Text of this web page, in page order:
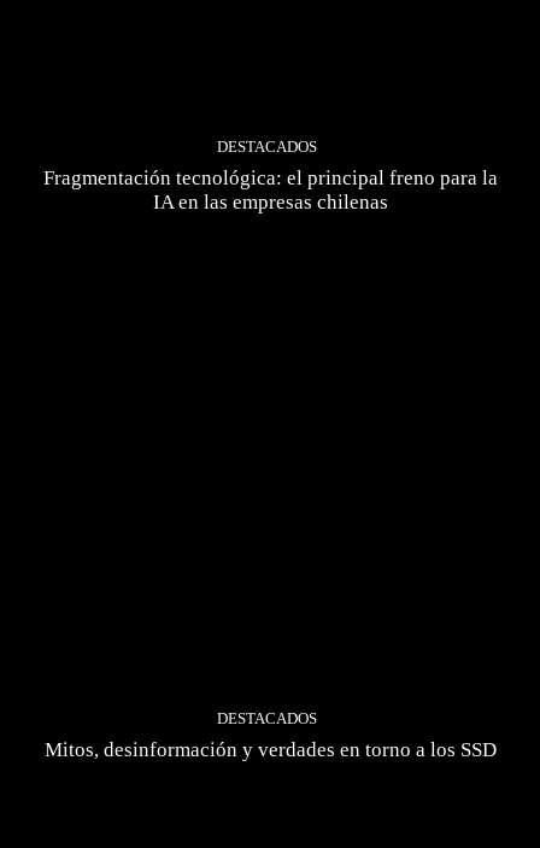
DESTACADOS
Fragmentación tecnológica: el principal freno para la
IA en las empresas chilenas
DESTACADOS
Mitos, desinformación y verdades en torno a los SSD